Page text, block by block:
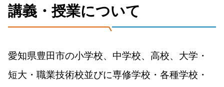
講義・授業について
愛知県豊田市の小学校、中学校、高校、大学・
短大・職業技術校並びに専修学校・各種学校・